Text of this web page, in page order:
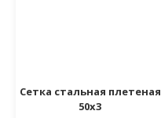
Сетка стальная плетеная
50х3